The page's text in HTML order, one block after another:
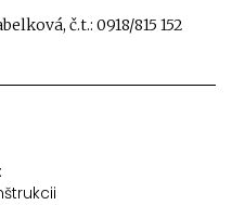
č.t.: 0918/815 152